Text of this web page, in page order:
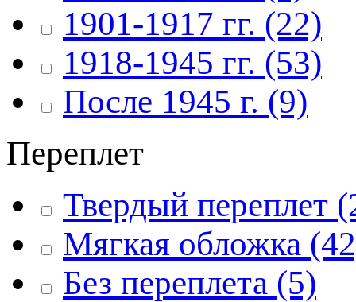
1901-1917 гг. (22)
1918-1945 гг. (53)
После 1945 г. (9)
Переплет
Твердый переплет
Мягкая обложка
Без переплета (5)